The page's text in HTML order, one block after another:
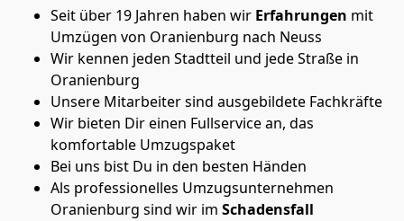
Seit über 19 Jahren haben wir Erfahrungen mit
Umzügen von Oranienburg nach Neuss
Wir kennen jeden Stadtteil und jede Straße in
Oranienburg
Unsere Mitarbeiter sind ausgebildete Fachkräfte
Wir bieten Dir einen Fullservice an, das
komfortable Umzugspaket
Bei uns bist Du in den besten Händen
Als professionelles Umzugsunternehmen
Oranienburg sind wir im Schadensfall